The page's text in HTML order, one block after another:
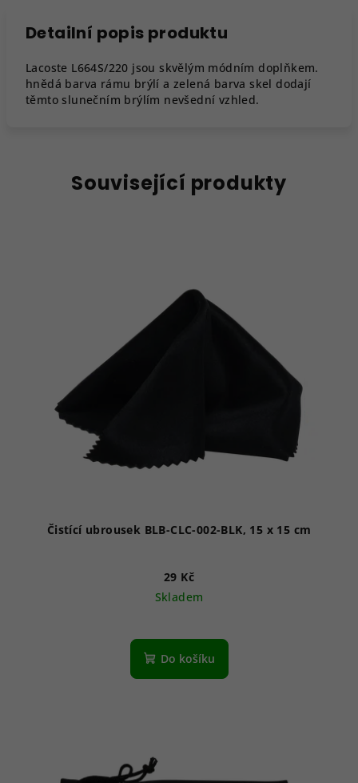
Detailní popis produktu
Lacoste L664S/220 jsou skvělým módním doplňkem.
hnědá barva rámu brýlí a zelená barva skel dodají
těmto slunečním brýlím nevšední vzhled.
Související produkty
Čistící ubrousek BLB-CLC-002-BLK, 15 x 15 cm
29 Kč
Skladem
Do košíku